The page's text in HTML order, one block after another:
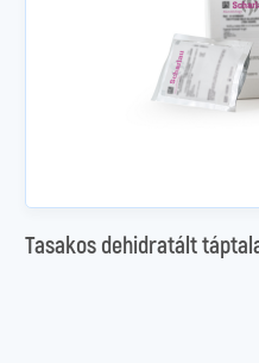
Tasakos dehidratált